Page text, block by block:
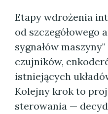
Etapy wdrożenia
od szczegółowego
sygnałów
czujników,
istniejących
Kolejny krok to
sterowania —